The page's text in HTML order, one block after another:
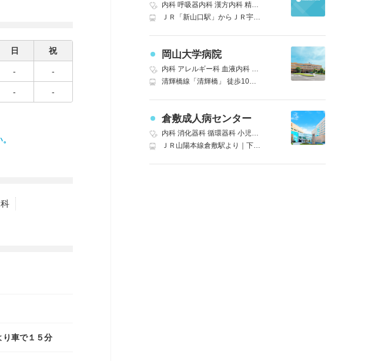
日 祝
- -
- -
り車で１５分
内科 呼吸器内科 漢方内科 精神科・神経科
ＪＲ「新山口駅」からＪＲ宇部線（宇部駅または宇部新川駅行）で「宇部新川駅」下車｜徒歩１０分。｜ＪＲ「新山口駅」から宇部市営バス（宇部新川駅行）で「宇部中央」下車｜徒歩１０分。｜ＪＲ「宇部新川駅」から宇部市営バス（宇部新川駅行）で「大学病院前」下車｜徒歩２分。｜山陽自動車道「宇部インターチェンジ」から車で約１５分。
岡山大学病院
内科 アレルギー科 血液内科 リウマチ・膠原病内科外科
清輝橋線「清輝橋」 徒歩10分｜JR山陽本線(姫路～岡山)「岡山」バス利用可能(東口バスターミナル 岡電バス 大学病院入口、または大学病院構内下車) 車10分
倉敷成人病センター
内科 消化器科 循環器科 小児科 泌尿器科産科眼科
ＪＲ山陽本線倉敷駅より｜下電バス「塩生線：大高経由ＪＲ児島行き」｜「茶屋町線：倉敷成人病センター行き」または「中庄線：倉敷成人病センター行き」｜両備バス「倉敷循環線：左回り」乗車「倉敷成人病センター前」下車。 山陽道「倉敷ＩＣ」より車で約１５分。瀬戸中央道「早島ＩＣ」より車で約１５分。 岡山空港より空港連絡バス「倉敷行き」乗車｜終点「ＪＲ倉敷駅」下車。 ＪＲ倉敷駅より徒歩約２０分｜バスまたはタクシーで約５分。